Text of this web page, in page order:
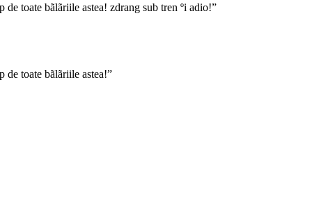
de toate bãlãriile astea! zdrang sub tren ºi adio!”
de toate bãlãriile astea!”